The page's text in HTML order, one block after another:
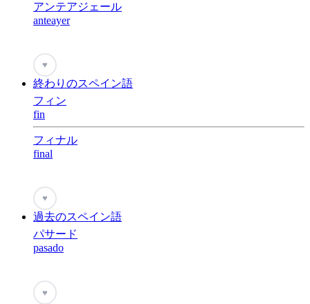
アンテアジェール
anteayer
♥
終わりのスペイン語
フィン
fin
フィナル
final
♥
過去のスペイン語
パサード
pasado
♥